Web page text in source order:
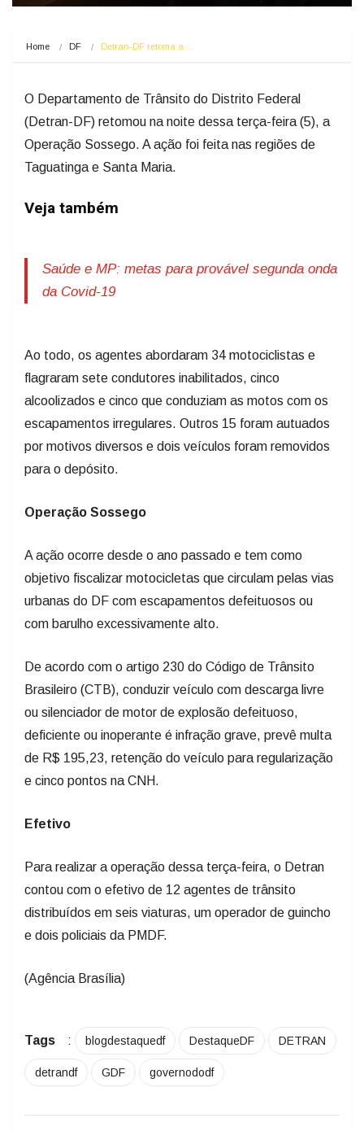
Home DF Detran-DF retoma a…
O Departamento de Trânsito do Distrito Federal
(Detran-DF) retomou na noite dessa terça-feira (5), a
Operação Sossego. A ação foi feita nas regiões de
Taguatinga e Santa Maria.
Veja também
Saúde e MP: metas para provável segunda onda
da Covid-19
Ao todo, os agentes abordaram 34 motociclistas e
flagraram sete condutores inabilitados, cinco
alcoolizados e cinco que conduziam as motos com os
escapamentos irregulares. Outros 15 foram autuados
por motivos diversos e dois veículos foram removidos
para o depósito.
Operação Sossego
A ação ocorre desde o ano passado e tem como
objetivo fiscalizar motocicletas que circulam pelas vias
urbanas do DF com escapamentos defeituosos ou
com barulho excessivamente alto.
De acordo com o artigo 230 do Código de Trânsito
Brasileiro (CTB), conduzir veículo com descarga livre
ou silenciador de motor de explosão defeituoso,
deficiente ou inoperante é infração grave, prevê multa
de R$ 195,23, retenção do veículo para regularização
e cinco pontos na CNH.
Efetivo
Para realizar a operação dessa terça-feira, o Detran
contou com o efetivo de 12 agentes de trânsito
distribuídos em seis viaturas, um operador de guincho
e dois policiais da PMDF.
(Agência Brasília)
Tags : blogdestaquedf DestaqueDF DETRAN
detrandf GDF governododf